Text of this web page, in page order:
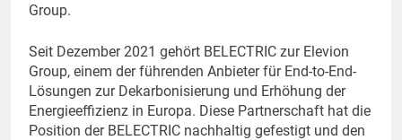
Group.
Seit Dezember 2021 gehört BELECTRIC zur Elevion
Group, einem der führenden Anbieter für End-to-End-
Lösungen zur Dekarbonisierung und Erhöhung der
Energieeffizienz in Europa. Diese Partnerschaft hat die
Position der BELECTRIC nachhaltig gefestigt und den